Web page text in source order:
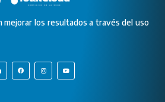
los resultados a través del uso